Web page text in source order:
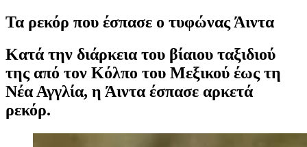
Τα ρεκόρ που έσπασε ο τυφώνας Άιντα
Κατά την διάρκεια του βίαιου ταξιδιού
της από τον Κόλπο του Μεξικού έως τη
Νέα Αγγλία, η Άιντα έσπασε αρκετά
ρεκόρ.